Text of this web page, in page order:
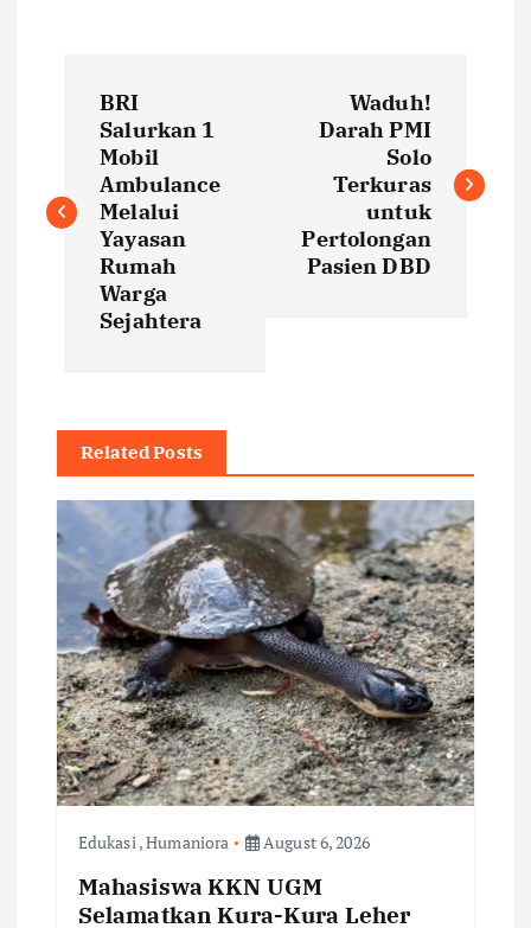
s
v
g
a
t
o
BRI
Salurkan 1
Mobil
Ambulance
Melalui
Yayasan
Rumah
Warga
Sejahtera
Waduh!
Darah PMI
Solo
Terkuras
untuk
Pertolongan
Pasien DBD
Related Posts
Edukasi,Humaniora August 6, 2026
Mahasiswa KKN UGM
Selamatkan Kura-Kura Leher